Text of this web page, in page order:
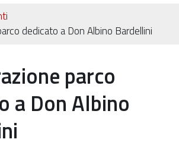
dedicato a Don Albino Bardellini
parco
a Don Albino